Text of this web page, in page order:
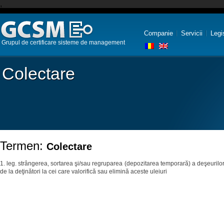
,
Grupul de certificare sisteme de management
Companie Servicii
Colectare
Termen: Colectare
1. leg. strângerea, sortarea şi/sau regruparea (depozitarea temporară) a
de la deţinători la cei care valorifică sau elimină aceste uleiuri